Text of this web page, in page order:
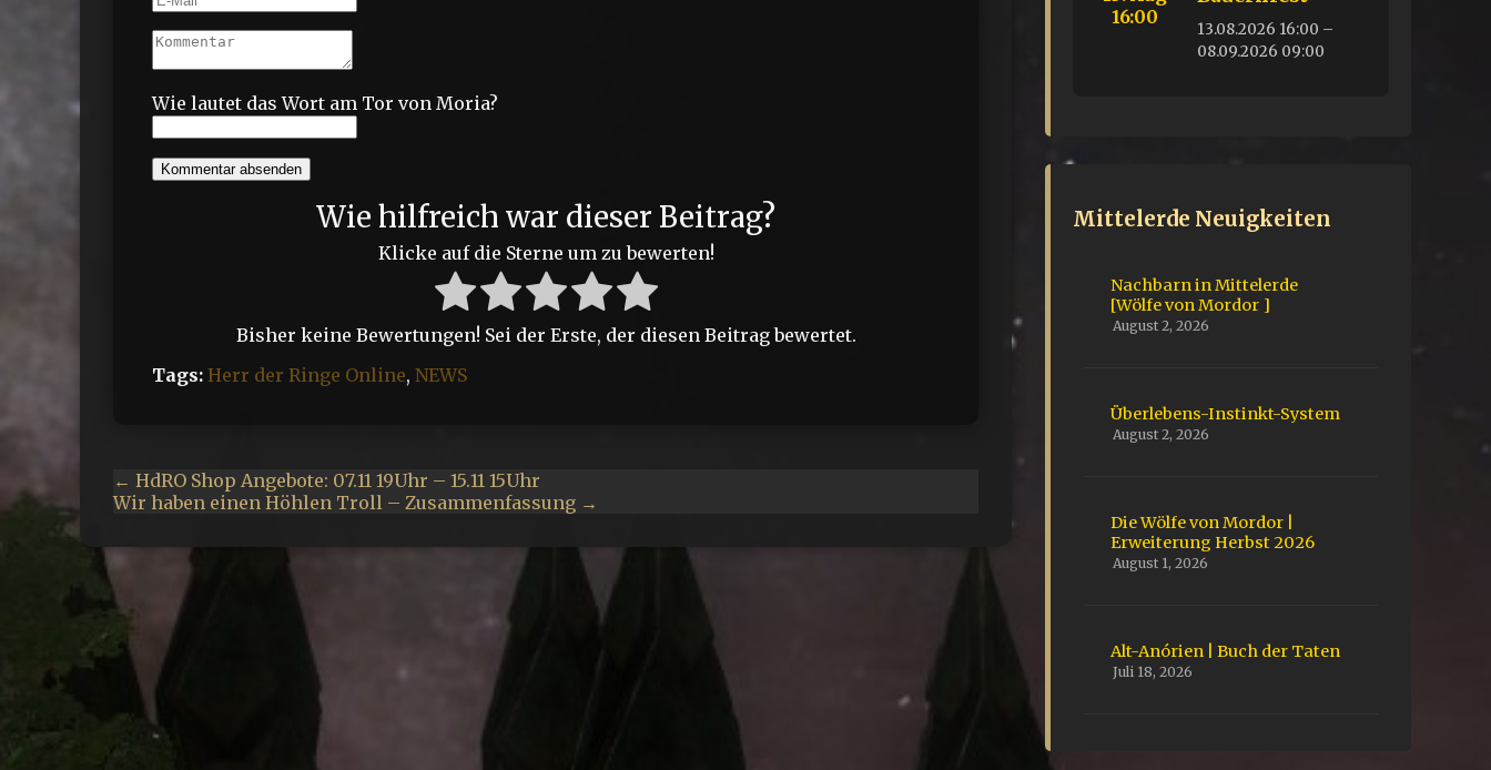
Wie lautet das Wort am Tor von Moria?
Kommentar absenden
Wie hilfreich war dieser Beitrag?
Klicke auf die Sterne um zu bewerten!
Bisher keine Bewertungen! Sei der Erste, der diesen Beitrag bewertet.
Tags: Herr der Ringe Online, NEWS
← HdRO Shop Angebote: 07.11 19Uhr – 15.11 15Uhr
Wir haben einen Höhlen Troll – Zusammenfassung →
16:00
13.08.2026 16:00 –
08.09.2026 09:00
Mittelerde Neuigkeiten
Nachbarn in Mittelerde
[Wölfe von Mordor ]
August 2, 2026
Überlebens-Instinkt-System
August 2, 2026
Die Wölfe von Mordor |
Erweiterung Herbst 2026
August 1, 2026
Alt-Anórien | Buch der Taten
Juli 18, 2026